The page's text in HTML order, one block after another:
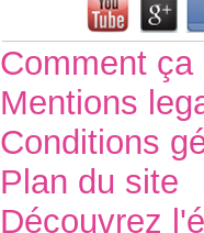
Comment ça
Mentions
Conditions
Plan du site
Découvrez